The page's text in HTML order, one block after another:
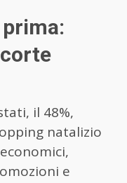
il 48%,
natalizio
e